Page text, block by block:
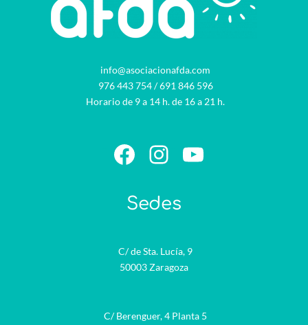
info@asociacionafda.com
976 443 754/691 846 596
Horario de 9 a 14 h. de 16 a 21 h.
Facebook
Instagram
YouTube
Sedes
C/ de Sta. Lucía, 9
50003 Zaragoza
C/ Berenguer, 4 Planta 5